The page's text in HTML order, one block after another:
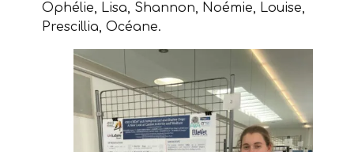
Ophélie, Lisa, Shannon, Noémie, Louise,
Prescillia, Océane.